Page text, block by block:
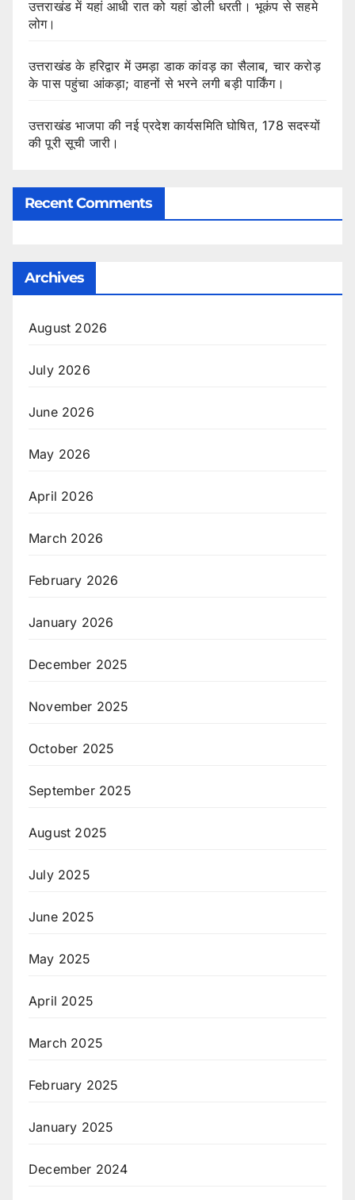
उत्तराखंड में यहां आधी रात को यहां डोली धरती। भूकंप से सहमे
लोग।
उत्तराखंड के हरिद्वार में उमड़ा डाक कांवड़ का सैलाब, चार करोड़
के पास पहुंचा आंकड़ा; वाहनों से भरने लगी बड़ी पार्किंग।
उत्तराखंड भाजपा की नई प्रदेश कार्यसमिति घोषित, 178 सदस्यों
की पूरी सूची जारी।
Recent Comments
Archives
August 2026
July 2026
June 2026
May 2026
April 2026
March 2026
February 2026
January 2026
December 2025
November 2025
October 2025
September 2025
August 2025
July 2025
June 2025
May 2025
April 2025
March 2025
February 2025
January 2025
December 2024